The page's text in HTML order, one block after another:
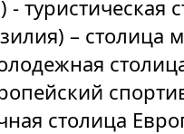
- туристическая
– столица
столица